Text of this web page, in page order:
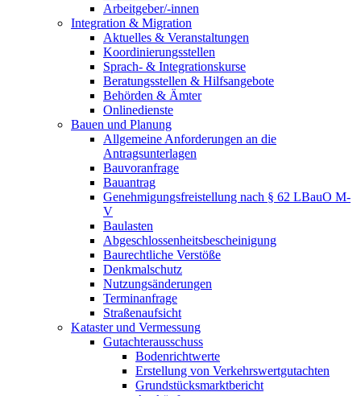
Arbeitgeber/-innen
Integration & Migration
Aktuelles & Veranstaltungen
Koordinierungsstellen
Sprach- & Integrationskurse
Beratungsstellen & Hilfsangebote
Behörden & Ämter
Onlinedienste
Bauen und Planung
Allgemeine Anforderungen an die
Antragsunterlagen
Bauvoranfrage
Bauantrag
Genehmigungsfreistellung nach § 62 LBauO M-
V
Baulasten
Abgeschlossenheits­bescheinigung
Baurechtliche Verstöße
Denkmalschutz
Nutzungsänderungen
Terminanfrage
Straßenaufsicht
Kataster und Vermessung
Gutachterausschuss
Bodenrichtwerte
Erstellung von Verkehrswertgutachten
Grundstücksmarktbericht